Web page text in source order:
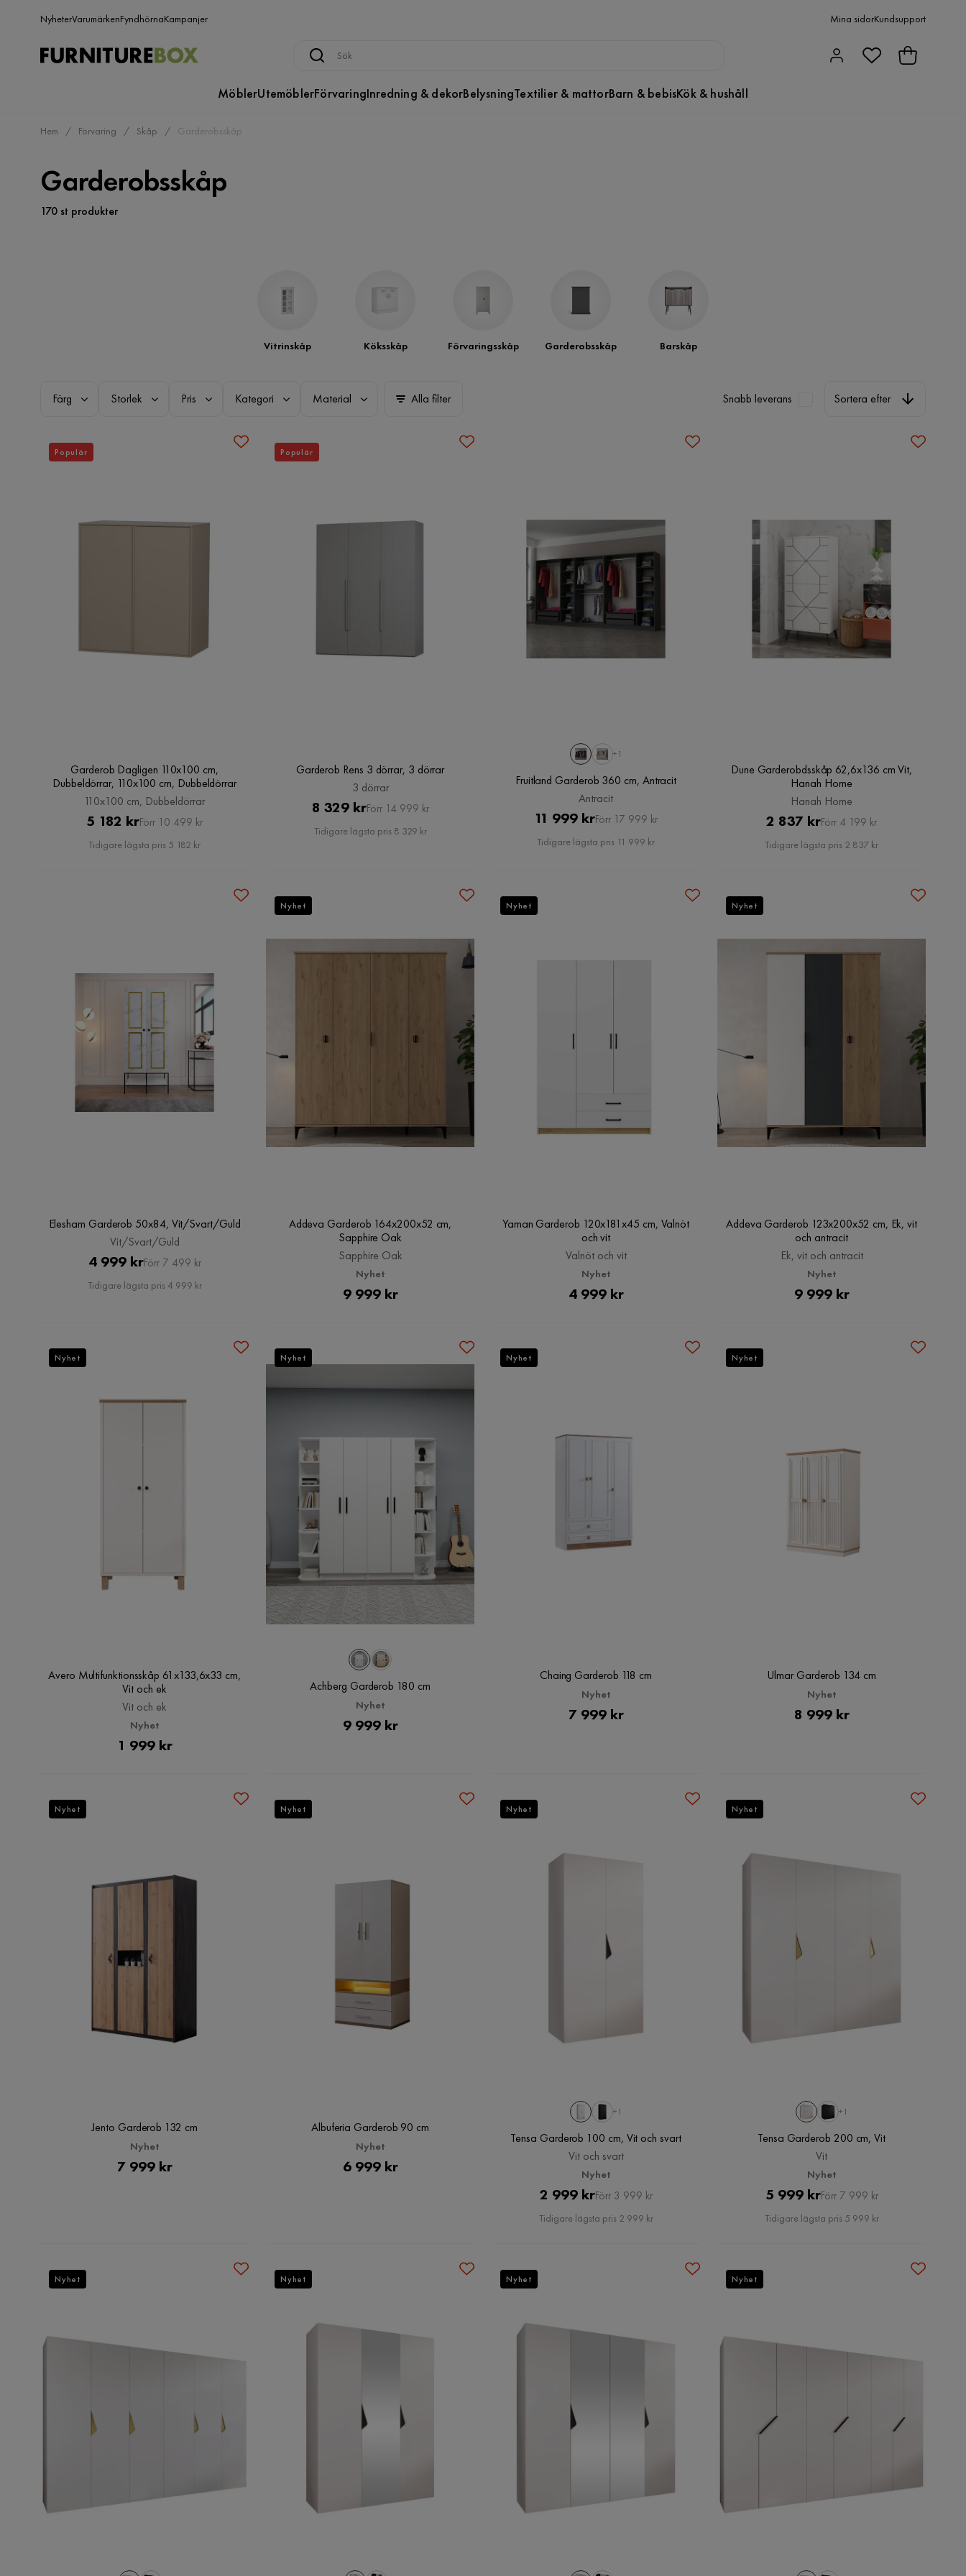
NyheterVarumärkenFyndhörnaKampanjer Mina sidorKundsupport
MöblerUtemöblerFörvaringInredning & dekorBelysningTextilier & mattorBarn & bebisKök & hushåll
Hem Förvaring Skåp Garderobsskåp
Garderobsskåp
170 st produkter
Vitrinskåp Köksskåp Förvaringsskåp Garderobsskåp Barskåp
Färg Storlek Pris Kategori Material Alla filter Snabb leverans Sortera efter
Garderob Dagligen 110x100 cm,
Dubbeldörrar, 110x100 cm, Dubbeldörrar
110x100 cm, Dubbeldörrar
Pris
5 182 kr Original
Pris
Förr 10 499 kr
Tidigare lägsta pris 5 182 kr
Populär
Garderob Rens 3 dörrar, 3 dörrar
3 dörrar
Pris
8 329 krOriginal
Pris
Förr 14 999 kr
Tidigare lägsta pris 8 329 kr
Populär
+1
Fruitland Garderob 360 cm, Antracit
Antracit
Pris
11 999 krOriginal
Pris
Förr 17 999 kr
Tidigare lägsta pris 11 999 kr
Dune Garderobdsskåp 62,6x136 cm Vit,
Hanah Home
Hanah Home
Pris
2 837 krOriginal
Pris
Förr 4 199 kr
Tidigare lägsta pris 2 837 kr
Elesham Garderob 50x84, Vit/Svart/Guld
Vit/Svart/Guld
Pris
4 999 krOriginal
Pris
Förr 7 499 kr
Tidigare lägsta pris 4 999 kr
Addeva Garderob 164x200x52 cm,
Sapphire Oak
Sapphire Oak
Nyhet
Pris
9 999 kr
Nyhet
Yaman Garderob 120x181x45 cm, Valnöt
och vit
Valnöt och vit
Nyhet
Pris
4 999 kr
Nyhet
Addeva Garderob 123x200x52 cm, Ek, vit
och antracit
Ek, vit och antracit
Nyhet
Pris
9 999 kr
Nyhet
Avero Multifunktionsskåp 61x133,6x33 cm,
Vit och ek
Vit och ek
Nyhet
Pris
1 999 kr
Nyhet
Achberg Garderob 180 cm
Nyhet
Pris
9 999 kr
Nyhet
Chaing Garderob 118 cm
Nyhet
Pris
7 999 kr
Nyhet
Ulmar Garderob 134 cm
Nyhet
Pris
8 999 kr
Nyhet
Jento Garderob 132 cm
Nyhet
Pris
7 999 kr
Nyhet
Albuferia Garderob 90 cm
Nyhet
Pris
6 999 kr
Nyhet
+1
Tensa Garderob 100 cm, Vit och svart
Vit och svart
Nyhet
Pris
2 999 krOriginal
Pris
Förr 3 999 kr
Tidigare lägsta pris 2 999 kr
Nyhet
+1
Tensa Garderob 200 cm, Vit
Vit
Nyhet
Pris
5 999 krOriginal
Pris
Förr 7 999 kr
Tidigare lägsta pris 5 999 kr
Nyhet
Nyhet Nyhet Nyhet Nyhet